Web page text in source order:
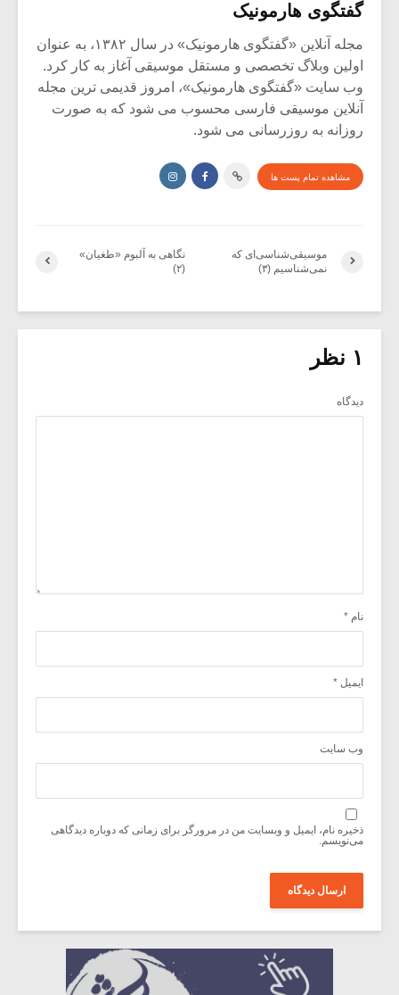
گفتگوی هارمونیک
مجله آنلاین «گفتگوی هارمونیک» در سال ۱۳۸۲، به عنوان
اولین وبلاگ تخصصی و مستقل موسیقی آغاز به کار کرد.
وب سایت «گفتگوی هارمونیک»، امروز قدیمی ترین مجله
آنلاین موسیقی فارسی محسوب می شود که به صورت
روزانه به روزرسانی می شود.
مشاهده تمام پست ها
نگاهی به آلبوم «طغیان»
(۲)
موسیقی‌شناسی‌ای که
نمی‌شناسیم (۳)
۱ نظر
دیدگاه
نام *
ایمیل *
وب‌ سایت
ذخیره نام، ایمیل و وبسایت من در مرورگر برای زمانی که دوباره دیدگاهی
می‌نویسم.